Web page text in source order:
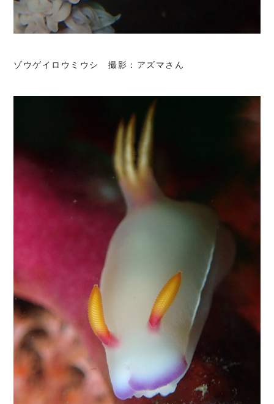
ゾウゲイロウミウシ 撮影：アズマさん